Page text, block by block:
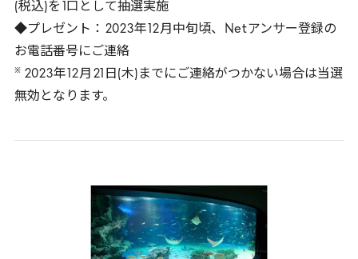
(税込)を 1口として抽選実施
◆プレゼント： 2023年 12月中旬頃、 Net アンサー登録の
お電話番号にご連絡
※ 2023年 12月 21 日(木)までにご連絡がつかない場合は当選
無効となります。